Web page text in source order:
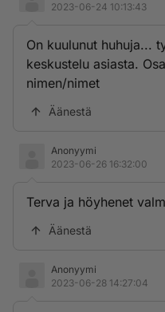
2023-06-24 10:13:43
On kuulunut huhuja...
keskustelu asiasta.
nimen/nimet
Äänestä
Anonyymi
2023-06-26 16:32:00
Terva ja höyhenet
Äänestä
Anonyymi
2023-06-28 14:27:04